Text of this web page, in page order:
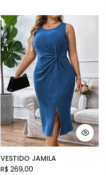
VESTIDO JAMILA
R$ 269,00